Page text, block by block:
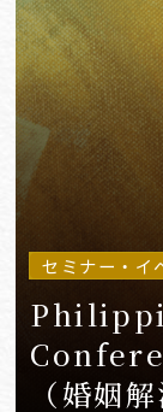
セミナー・イ
（婚姻